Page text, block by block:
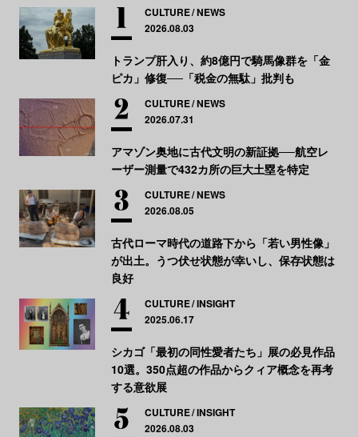
CULTURE NEWS
2026.08.03
トランプ肝入り、約8億円で騎馬像群を「金
ピカ」修復──「税金の無駄」批判も
CULTURE NEWS
2026.07.31
アマゾン奥地に古代文明の新証拠──航空レ
ーザー測量で432カ所の巨大土塁を特定
CULTURE NEWS
2026.08.05
古代ローマ時代の道路下から「若い男性像」
が出土。うつ伏せ状態が幸いし、保存状態は
良好
CULTURE INSIGHT
2025.06.17
シカゴ「最初の同性愛者たち」展の必見作品
10選。350点超の作品からクィア概念を再考
する意欲展
CULTURE INSIGHT
2026.08.03